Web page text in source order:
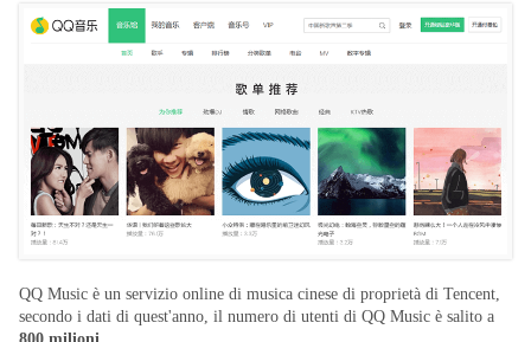
QQ Music è un servizio online di musica cinese di proprietà di Tencent,
secondo i dati di quest'anno, il numero di utenti di QQ Music è salito a